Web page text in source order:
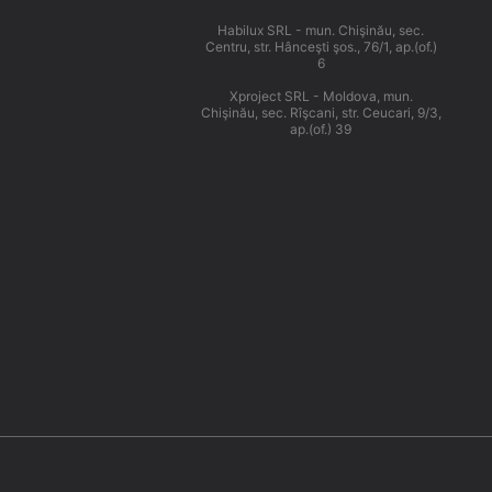
Habilux SRL - mun. Chişinău, sec.
Centru, str. Hânceşti şos., 76/1, ap.(of.)
6
Xproject SRL - Moldova, mun.
Chişinău, sec. Rîşcani, str. Ceucari, 9/3,
ap.(of.) 39